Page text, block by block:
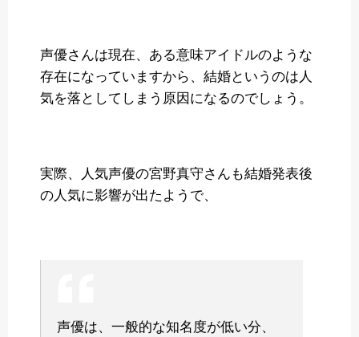
声優さんは現在、ある意味アイドルのような
存在になっていますから、結婚というのは人
気を落としてしまう原因になるのでしょう。
実際、人気声優の宮野真守さんも結婚発表後
の人気に影響が出たようで、
声優は、一般的な知名度が低い分、